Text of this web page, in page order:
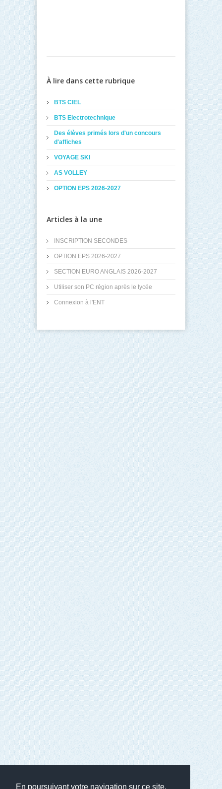
En poursuivant votre navigation sur ce site,
À lire dans cette rubrique
BTS CIEL
BTS Electrotechnique
Des élèves primés lors d'un concours
d'affiches
VOYAGE SKI
AS VOLLEY
OPTION EPS 2026-2027
Articles à la une
INSCRIPTION SECONDES
OPTION EPS 2026-2027
SECTION EURO ANGLAIS 2026-2027
Utiliser son PC région après le lycée
Connexion à l'ENT